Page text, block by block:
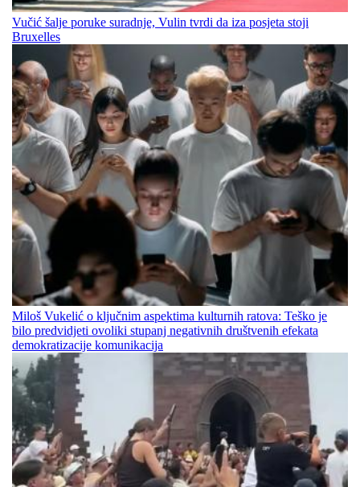
Vučić šalje poruke suradnje, Vulin tvrdi da iza posjeta stoji
Bruxelles
Miloš Vukelić o ključnim aspektima kulturnih ratova: Teško je
bilo predvidjeti ovoliki stupanj negativnih društvenih efekata
demokratizacije komunikacija